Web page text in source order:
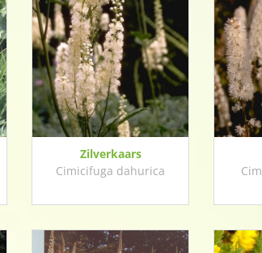
Zilverkaars
Cimicifuga dahurica